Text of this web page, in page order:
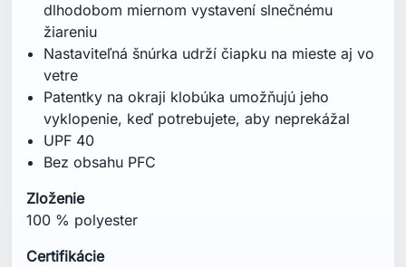
dlhodobom miernom vystavení slnečnému
žiareniu
Nastaviteľná šnúrka udrží čiapku na mieste aj vo
vetre
Patentky na okraji klobúka umožňujú jeho
vyklopenie, keď potrebujete, aby neprekážal
UPF 40
Bez obsahu PFC
Zloženie
100 % polyester
Certifikácie